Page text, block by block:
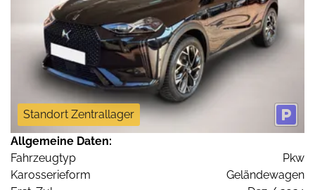
Standort Zentrallager
Allgemeine Daten:
Fahrzeugtyp
Pkw
Karosserieform
Geländewagen